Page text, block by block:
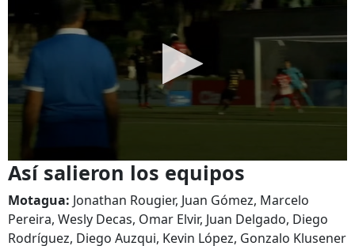
Así salieron los equipos
Motagua: Jonathan Rougier, Juan Gómez, Marcelo
Pereira, Wesly Decas, Omar Elvir, Juan Delgado, Diego
Rodríguez, Diego Auzqui, Kevin López, Gonzalo Klusener